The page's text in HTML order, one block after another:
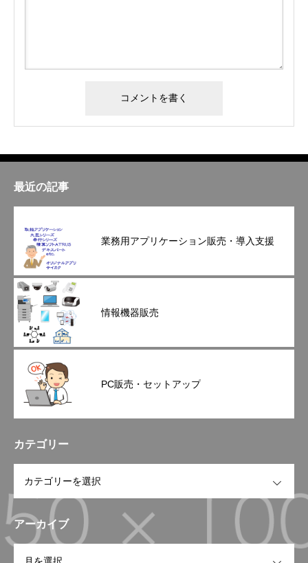
最近の記事
業務用アプリケーション販売・導入支援
情報機器販売
PC販売・セットアップ
カテゴリー
アーカイブ